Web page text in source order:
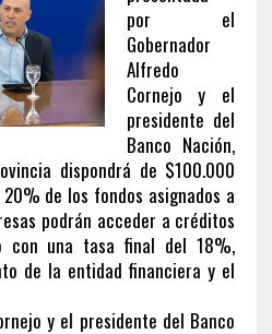
por el
Gobernador
Alfredo
Cornejo y el
presidente del
Banco Nación,
dispondrá de $100.000
de los fondos asignados a
podrán acceder a créditos
con una tasa final del 18%,
de la entidad financiera y el
y el presidente del Banco